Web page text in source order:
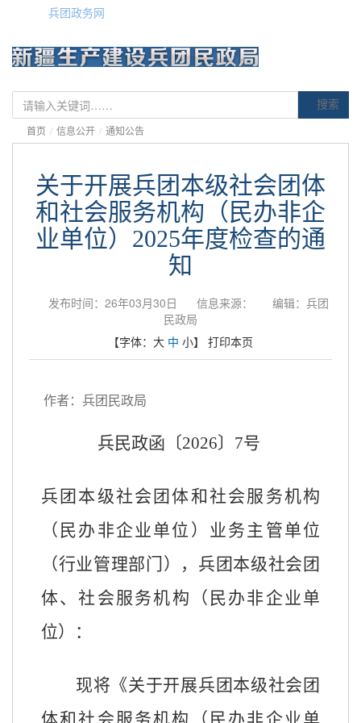
兵团政务网
搜索
首页 / 信息公开 / 通知公告
关于开展兵团本级社会团体
和社会服务机构（民办非企
业单位）2025年度检查的通
知
发布时间：26年03月30日 信息来源：
编辑：兵团
民政局
【字体： 大 中 小】 打印本页
作者：兵团民政局
兵民政函 〔2026〕 7号
兵团本级社会团体和社会服务机构
（民办非企业单位）业务主管单位
（行业管理部门），兵团本级社会团
体、社会服务机构（民办非企业单
位）
：
现将《关于开展兵团本级社会团
体和社会服务机构（民办非企业单